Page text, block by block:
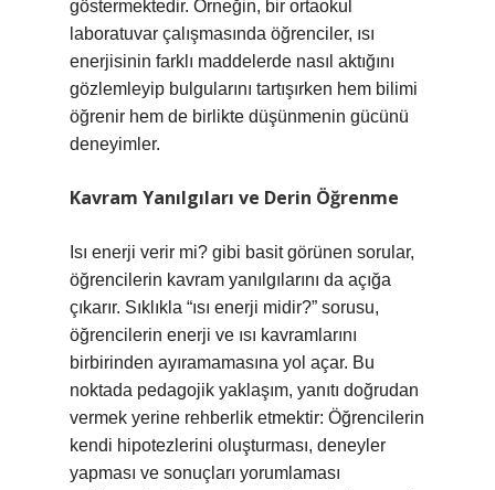
göstermektedir. Örneğin, bir ortaokul
laboratuvar çalışmasında öğrenciler, ısı
enerjisinin farklı maddelerde nasıl aktığını
gözlemleyip bulgularını tartışırken hem bilimi
öğrenir hem de birlikte düşünmenin gücünü
deneyimler.
Kavram Yanılgıları ve Derin Öğrenme
Isı enerji verir mi? gibi basit görünen sorular,
öğrencilerin kavram yanılgılarını da açığa
çıkarır. Sıklıkla “ısı enerji midir?” sorusu,
öğrencilerin enerji ve ısı kavramlarını
birbirinden ayıramamasına yol açar. Bu
noktada pedagojik yaklaşım, yanıtı doğrudan
vermek yerine rehberlik etmektir: Öğrencilerin
kendi hipotezlerini oluşturması, deneyler
yapması ve sonuçları yorumlaması